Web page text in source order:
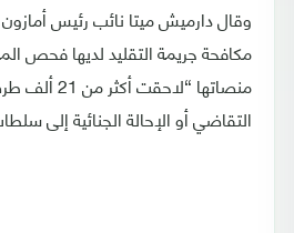
وقال دارميش ميتا نائب رئيس
مكافحة جريمة التقليد لديها فحص
منصاتها
التقاضي أو الإحالة الجنائية إلى